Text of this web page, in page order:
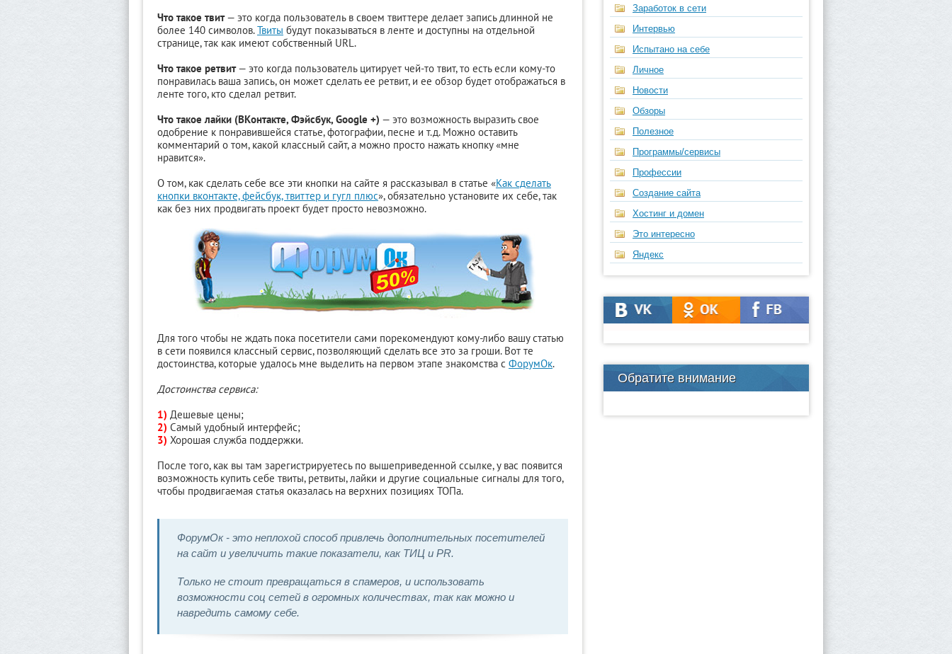
Что такое твит— это когда пользователь в своем твиттере делает запись длинной не
более 140 символов.Твиты будут показываться в ленте и доступны на отдельной
странице, так как имеют собственный URL.
Что такое ретвит— это когда пользователь цитирует чей-то твит, то есть если кому-то
понравилась ваша запись, он может сделать ее ретвит, и ее обзор будет отображаться в
ленте того, кто сделал ретвит.
Что такое лайки (ВКонтакте, Фэйсбук, Google +) — это возможность выразить свое
одобрение к понравившейся статье, фотографии, песне и т.д. Можно оставить
комментарий о том, какой классный сайт, а можно просто нажать кнопку «мне
нравится».
О том, как сделать себе все эти кнопки на сайте я рассказывал в статье «Как сделать
кнопки вконтакте, фейсбук, твиттер и гугл плюс», обязательно установите их себе, так
как без них продвигать проект будет просто невозможно.
Для того чтобы не ждать пока посетители сами порекомендуют кому-либо вашу статью
в сети появился классный сервис, позволяющий сделать все это за гроши. Вот те
достоинства, которые удалось мне выделить на первом этапе знакомства с ФорумОк.
Достоинства сервиса:
1) Дешевые цены;
2) Самый удобный интерфейс;
3) Хорошая служба поддержки.
После того, как вы там зарегистрируетесь по вышеприведенной ссылке, у вас появится
возможность купить себе твиты, ретвиты, лайки и другие социальные сигналы для того,
чтобы продвигаемая статья оказалась на верхних позициях ТОПа.
ФорумОк - это неплохой способ привлечь дополнительных посетителей
на сайт и увеличить такие показатели, как ТИЦ и PR.
Только не стоит превращаться в спамеров, и использовать
возможности соц сетей в огромных количествах, так как можно и
навредить самому себе.
Заработок в сети
Интервью
Испытано на себе
Личное
Новости
Обзоры
Полезное
Программы/сервисы
Профессии
Создание сайта
Хостинг и домен
Это интересно
Яндекс
Обратите внимание